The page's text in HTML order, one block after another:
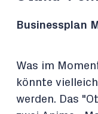
Businessplan
Was im
könnte
werden. Das